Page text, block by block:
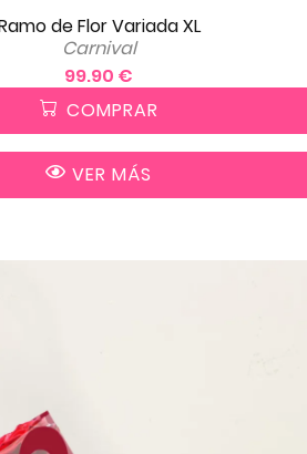
de Flor Variada XL
Carnival
99.90 €
COMPRAR
VER MÁS